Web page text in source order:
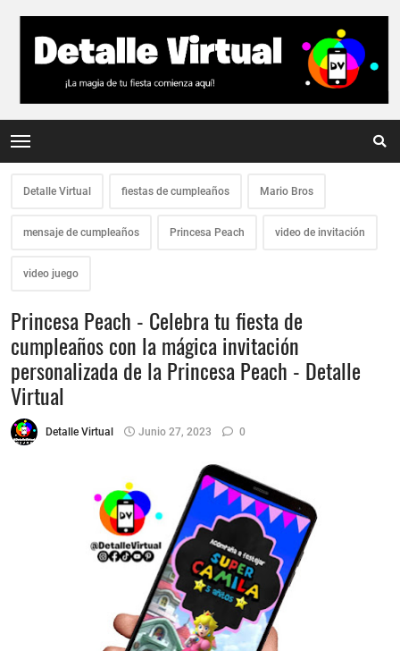
Detalle Virtual fiestas de cumpleaños Mario Bros
mensaje de cumpleaños Princesa Peach video de invitación
video juego
Princesa Peach - Celebra tu fiesta de
cumpleaños con la mágica invitación
personalizada de la Princesa Peach - Detalle
Virtual
Detalle Virtual Junio 27, 2023 0